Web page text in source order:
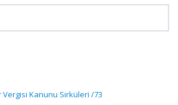
Vergisi Kanunu Sirküleri /73